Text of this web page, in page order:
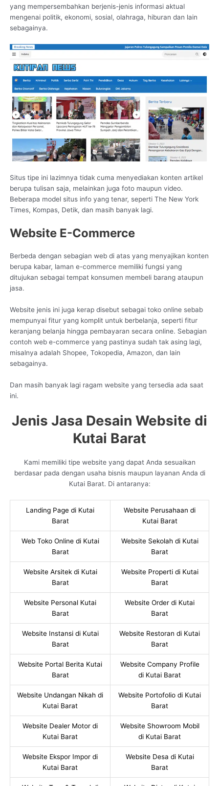
yang mempersembahkan berjenis-jenis informasi aktual
mengenai politik, ekonomi, sosial, olahraga, hiburan dan lain
sebagainya.
Situs tipe ini lazimnya tidak cuma menyediakan konten artikel
berupa tulisan saja, melainkan juga foto maupun video.
Beberapa model situs info yang tenar, seperti The New York
Times, Kompas, Detik, dan masih banyak lagi.
Website E-Commerce
Berbeda dengan sebagian web di atas yang menyajikan konten
berupa kabar, laman e-commerce memiliki fungsi yang
ditujukan sebagai tempat konsumen membeli barang ataupun
jasa.
Website jenis ini juga kerap disebut sebagai toko online sebab
mempunyai fitur yang komplit untuk berbelanja, seperti fitur
keranjang belanja hingga pembayaran secara online. Sebagian
contoh web e-commerce yang pastinya sudah tak asing lagi,
misalnya adalah Shopee, Tokopedia, Amazon, dan lain
sebagainya.
Dan masih banyak lagi ragam website yang tersedia ada saat
ini.
Jenis Jasa Desain Website di
Kutai Barat
Kami memiliki tipe website yang dapat Anda sesuaikan
berdasar pada dengan usaha bisnis maupun layanan Anda di
Kutai Barat. Di antaranya:
Landing Page di Kutai
Barat
Website Perusahaan di
Kutai Barat
Web Toko Online di Kutai
Barat
Website Sekolah di Kutai
Barat
Website Arsitek di Kutai
Barat
Website Properti di Kutai
Barat
Website Personal Kutai
Barat
Website Order di Kutai
Barat
Website Instansi di Kutai
Barat
Website Restoran di Kutai
Barat
Website Portal Berita Kutai
Barat
Website Company Profile
di Kutai Barat
Website Undangan Nikah di
Kutai Barat
Website Portofolio di Kutai
Barat
Website Dealer Motor di
Kutai Barat
Website Showroom Mobil
di Kutai Barat
Website Ekspor Impor di
Kutai Barat
Website Desa di Kutai
Barat